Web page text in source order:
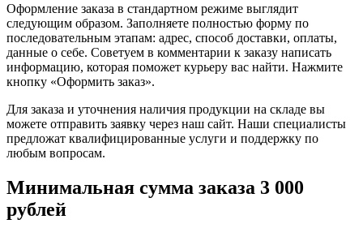
Оформление заказа в стандартном режиме выглядит
следующим образом. Заполняете полностью форму по
последовательным этапам: адрес, способ доставки, оплаты,
данные о себе. Советуем в комментарии к заказу написать
информацию, которая поможет курьеру вас найти. Нажмите
кнопку «Оформить заказ».
Для заказа и уточнения наличия продукции на складе вы
можете отправить заявку через наш сайт. Наши специалисты
предложат квалифицированные услуги и поддержку по
любым вопросам.
Минимальная сумма заказа 3 000
рублей